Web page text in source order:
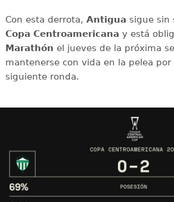
Con esta derrota, Antigua sigue sin
Copa Centroamericana y está
Marathón el jueves de la próxima
mantenerse con vida en la pelea
siguiente ronda.